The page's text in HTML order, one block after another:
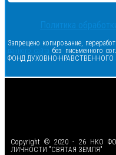
Политика
Запрещено копирование,
данного сайта без письменного
ФОНД ДУХОВНО-
Copyright © 2020 - 26 НКО
ЛИЧНОСТИ "СВЯТАЯ ЗЕМЛЯ"